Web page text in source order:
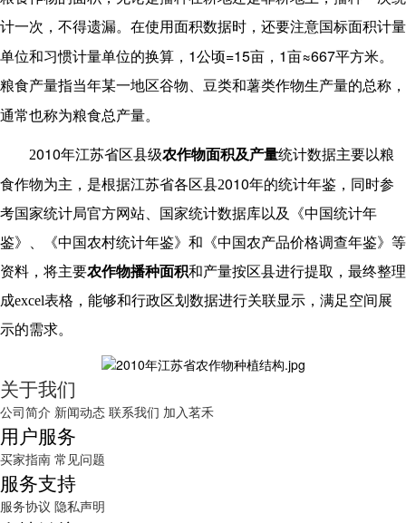
计一次，不得遗漏。在使用面积数据时，还要注意国标面积计量
单位和习惯计量单位的换算， 1公顷=15亩， 1亩≈667平方米。
粮食产量指当年某一地区谷物、豆类和薯类作物生产量的总称，
通常也称为粮食总产量。
2010年江苏省区县级农作物面积及产量统计数据主要以粮
食作物为主，是根据江苏省各区县2010年的统计年鉴，同时参
考国家统计局官方网站、国家统计数据库以及《中国统计年
鉴》、《中国农村统计年鉴》和《中国农产品价格调查年鉴》等
资料，将主要农作物播种面积和产量按区县进行提取，最终整理
成excel表格，能够和行政区划数据进行关联显示，满足空间展
示的需求。
关于我们
公司简介 新闻动态 联系我们 加入茗禾
用户服务
买家指南 常见问题
服务支持
服务协议 隐私声明